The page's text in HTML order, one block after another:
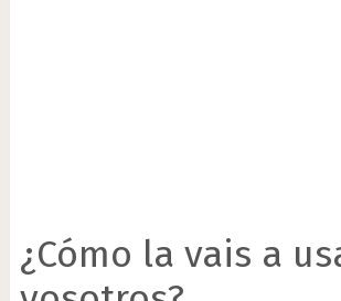
¿Cómo la vais a